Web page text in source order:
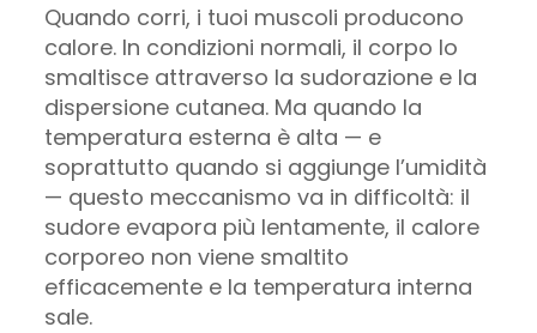
Quando corri, i tuoi muscoli producono
calore. In condizioni normali, il corpo lo
smaltisce attraverso la sudorazione e la
dispersione cutanea. Ma quando la
temperatura esterna è alta — e
soprattutto quando si aggiunge l’umidità
— questo meccanismo va in difficoltà: il
sudore evapora più lentamente, il calore
corporeo non viene smaltito
efficacemente e la temperatura interna
sale.